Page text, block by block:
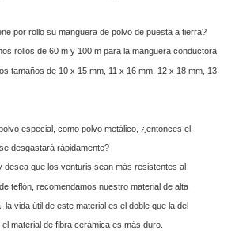
por rollo su manguera de polvo de puesta a tierra?
rollos de 60 m y 100 m para la manguera conductora
tamaños de 10 x 15 mm, 11 x 16 mm, 12 x 18 mm, 13
especial, como polvo metálico, ¿entonces el
desgastará rápidamente?
desea que los venturis sean más resistentes al
teflón, recomendamos nuestro material de alta
la vida útil de este material es el doble que la del
material de fibra cerámica es más duro.